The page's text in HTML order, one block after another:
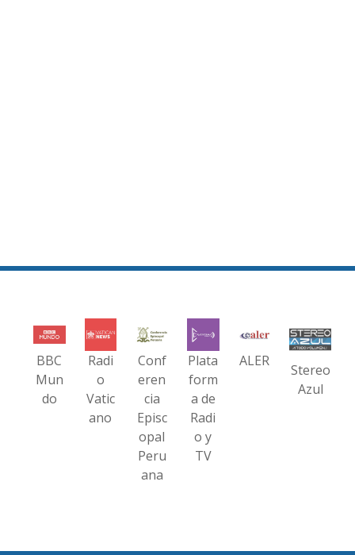
BBC
Mun
do
Radi
o
Vatic
ano
Conf
eren
cia
Episc
opal
Peru
ana
Plata
form
a de
Radi
o y
TV
ALER
Stereo
Azul